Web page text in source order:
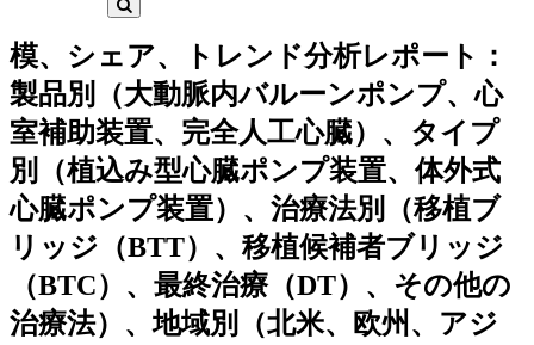
模、シェア、トレンド分析レポート：
製品別（大動脈内バルーンポンプ、心
室補助装置、完全人工心臓）、タイプ
別（植込み型心臓ポンプ装置、体外式
心臓ポンプ装置）、治療法別（移植ブ
リッジ（BTT）、移植候補者ブリッジ
（BTC）、最終治療（DT）、その他の
治療法）、地域別（北米、欧州、アジ